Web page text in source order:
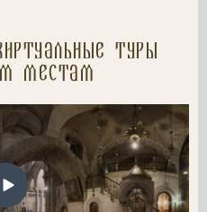
туры
местам